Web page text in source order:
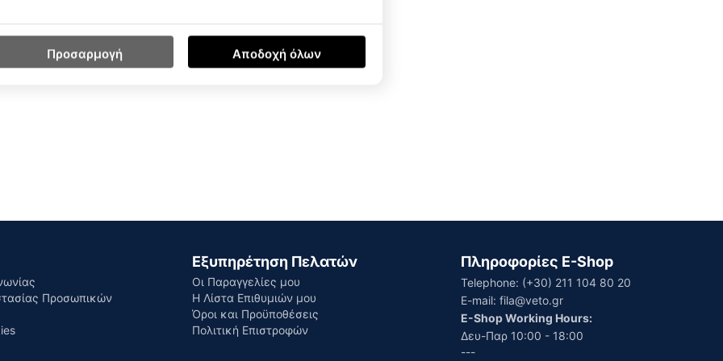
Προσωπικών
Εξυπηρέτηση Πελατών
Οι Παραγγελίες μου
Η Λίστα Επιθυμιών μου
Όροι και Προϋποθέσεις
Πολιτική Επιστροφών
Πληροφορίες E-Shop
Telephone: (+30) 211 104 80 20
E-mail: fila@veto.gr
E-Shop Working Hours:
Δευ-Παρ 10:00 - 18:00
---
Προσαρμογή Αποδοχή όλων